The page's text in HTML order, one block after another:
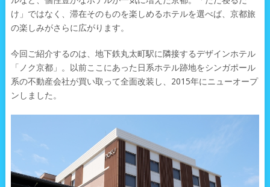
け」ではなく、滞在そのものを楽しめるホテルを選べば、京都旅
の楽しみがさらに広がります。
今回ご紹介するのは、地下鉄丸太町駅に隣接するデザインホテル
「ノク京都」。以前ここにあった日系ホテル跡地をシンガポール
系の不動産会社が買い取って全面改装し、2015年にニューオープ
ンしました。